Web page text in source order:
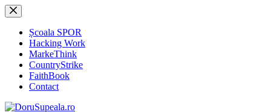
Sari
la
conținutȘcoala SPOR
Hacking Work
MarkeThink
CountryStrike
FaithBook
Contact